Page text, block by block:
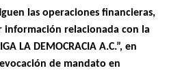
las operaciones financieras,
información relacionada con la
LA DEMOCRACIA A.C.”, en
de mandato en